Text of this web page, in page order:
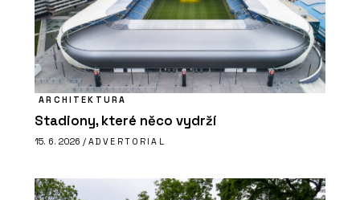
ARCHITEKTURA
Stadiony, které něco vydrží
15. 6. 2026 / ADVERTORIAL